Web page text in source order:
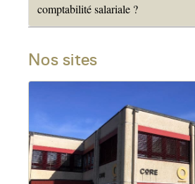
comptabilité salariale ?
Nos sites